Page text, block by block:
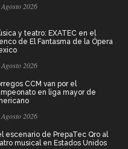
2026
y teatro: EXATEC en el
de El Fantasma de la Ópera
2026
CCM van por el
en liga mayor de
2026
escenario de PrepaTec Qro al
musical en Estados Unidos